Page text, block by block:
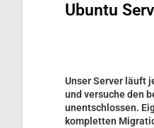
Ubuntu
Unser Server läuft
und versuche den
unentschlossen.
kompletten